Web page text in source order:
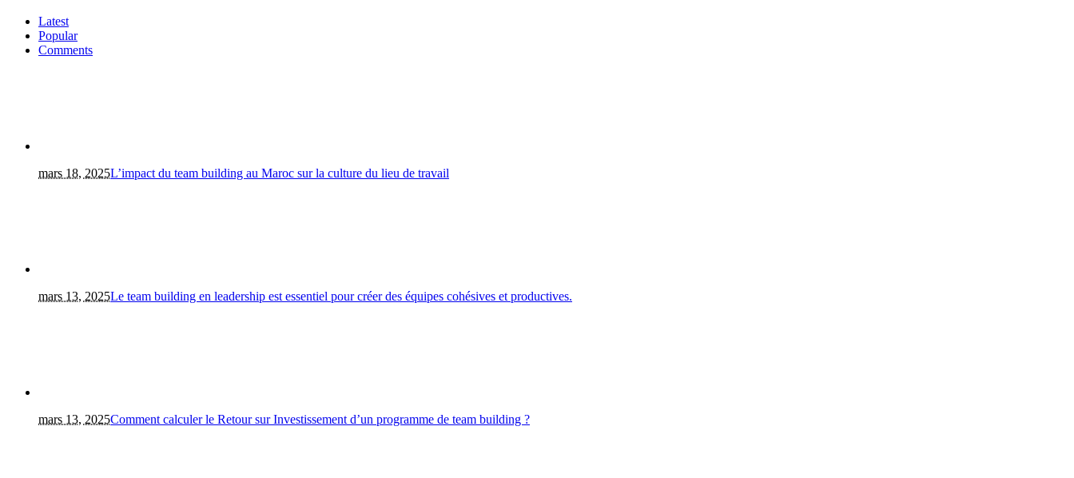
Latest
Popular
Comments
mars 18, 2025L’impact du team building au Maroc sur la culture du lieu de travail
mars 13, 2025Le team building en leadership est essentiel pour créer des équipes cohésives et productives.
mars 13, 2025Comment calculer le Retour sur Investissement d’un programme de team building ?